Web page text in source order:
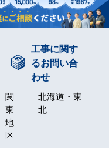
工事に関す
るお問い合
わせ
関
東
地
区
北海道・東
北